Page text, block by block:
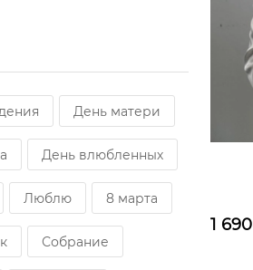
День матери
День влюбленных
Люблю 8 марта
Собрание
1 690